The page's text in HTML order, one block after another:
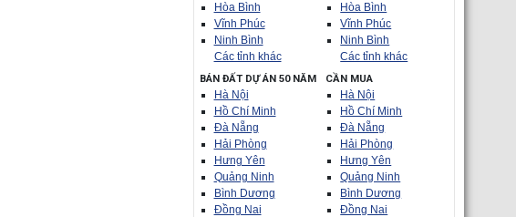
Hòa Bình
Vĩnh Phúc
Ninh Bình
Các tỉnh khác
Hòa Bình
Vĩnh Phúc
Ninh Bình
Các tỉnh khác
BÁN ĐẤT DỰ ÁN 50 NĂM
Hà Nội
Hồ Chí Minh
Đà Nẵng
Hải Phòng
Hưng Yên
Quảng Ninh
Bình Dương
Đồng Nai
CẦN MUA
Hà Nội
Hồ Chí Minh
Đà Nẵng
Hải Phòng
Hưng Yên
Quảng Ninh
Bình Dương
Đồng Nai